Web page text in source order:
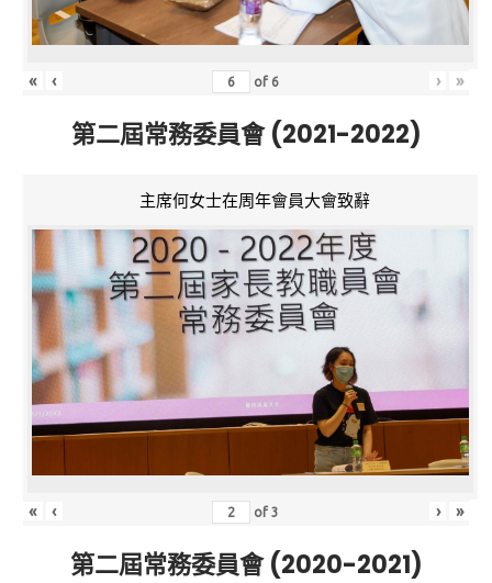
« ‹ of 6 › »
第二屆常務委員會 (2021-2022)
主席何女士在周年會員大會致辭
« ‹ of3 › »
第二屆常務委員會 (2020-2021)